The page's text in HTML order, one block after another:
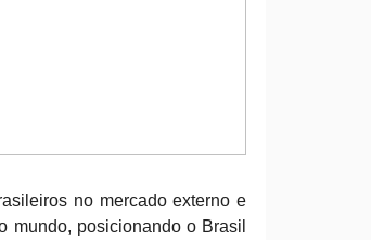
no mercado externo e
mundo, posicionando o Brasil